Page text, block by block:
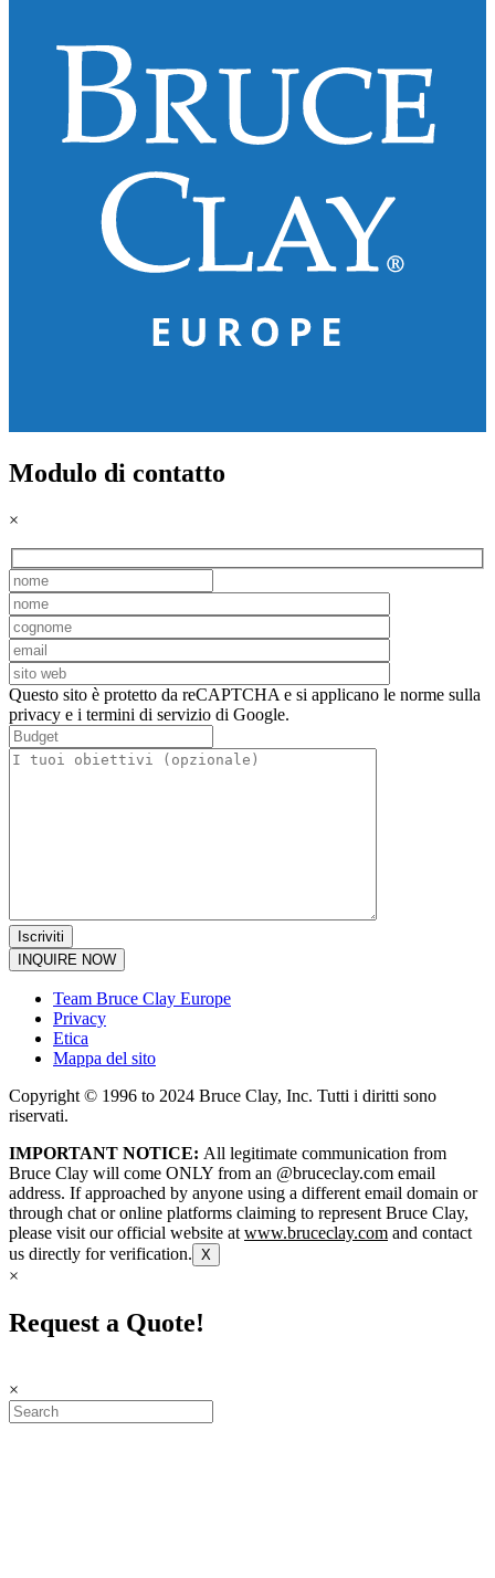
Modulo di contatto
×
Questo sito è protetto da reCAPTCHA e si applicano le norme sulla
privacy e i termini di servizio di Google.
INQUIRE NOW
Team Bruce Clay Europe
Privacy
Etica
Mappa del sito
Copyright © 1996 to 2024 Bruce Clay, Inc. Tutti i diritti sono
riservati.
IMPORTANT NOTICE: All legitimate communication from
Bruce Clay will come ONLY from an @bruceclay.com email
address. If approached by anyone using a different email domain or
through chat or online platforms claiming to represent Bruce Clay,
please visit our official website at www.bruceclay.com and contact
us directly for verification. X
×
Request a Quote!
×